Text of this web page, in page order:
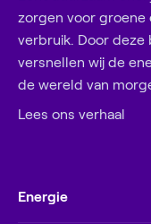
zorgen voor groene
verbruik. Door
versnellen wij de
de wereld van
Lees ons verhaal
Energie